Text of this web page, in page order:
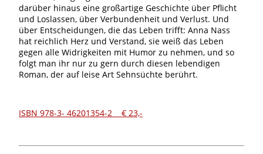
darüber hinaus eine großartige Geschichte über Pflicht
und Loslassen, über Verbundenheit und Verlust. Und
über Entscheidungen, die das Leben trifft: Anna Nass
hat reichlich Herz und Verstand, sie weiß das Leben
gegen alle Widrigkeiten mit Humor zu nehmen, und so
folgt man ihr nur zu gern durch diesen lebendigen
Roman, der auf leise Art Sehnsüchte berührt.
ISBN 978-3- 46201354-2 € 23,-